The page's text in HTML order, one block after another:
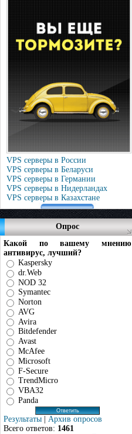
VPS серверы в России
VPS серверы в Беларуси
VPS серверы в Германии
VPS серверы в Нидерландах
VPS серверы в Казахстане
Опрос
Какой по вашему мнению
антивирус, лучший?
Kaspersky
dr.Web
NOD 32
Symantec
Norton
AVG
Avira
Bitdefender
Avast
McAfee
Microsoft
F-Secure
TrendMicro
VBA32
Panda
Результаты | Архив опросов
Всего ответов: 1461